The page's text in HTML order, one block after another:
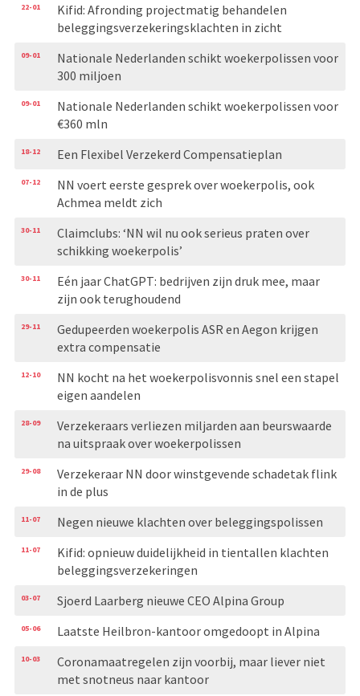
22-01
Kifid: Afronding projectmatig behandelen
beleggingsverzekeringsklachten in zicht
09-01
Nationale Nederlanden schikt woekerpolissen voor
300 miljoen
09-01
Nationale Nederlanden schikt woekerpolissen voor
€360 mln
18-12 Een Flexibel Verzekerd Compensatieplan
07-12
NN voert eerste gesprek over woekerpolis, ook
Achmea meldt zich
30-11
Claimclubs: ‘NN wil nu ook serieus praten over
schikking woekerpolis’
30-11
Eén jaar ChatGPT: bedrijven zijn druk mee, maar
zijn ook terughoudend
29-11
Gedupeerden woekerpolis ASR en Aegon krijgen
extra compensatie
12-10
NN kocht na het woekerpolisvonnis snel een stapel
eigen aandelen
28-09
Verzekeraars verliezen miljarden aan beurswaarde
na uitspraak over woekerpolissen
29-08
Verzekeraar NN door winstgevende schadetak flink
in de plus
11-07 Negen nieuwe klachten over beleggingspolissen
11-07
Kifid: opnieuw duidelijkheid in tientallen klachten
beleggingsverzekeringen
03-07 Sjoerd Laarberg nieuwe CEO Alpina Group
05-06 Laatste Heilbron-kantoor omgedoopt in Alpina
10-03
Coronamaatregelen zijn voorbij, maar liever niet
met snotneus naar kantoor